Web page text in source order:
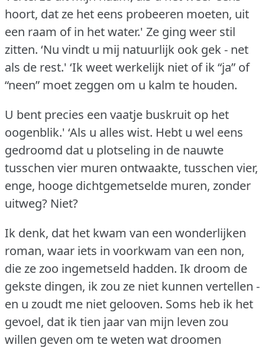
hoort, dat ze het eens probeeren moeten, uit
een raam of in het water.' Ze ging weer stil
zitten. ‘Nu vindt u mij natuurlijk ook gek - net
als de rest.' ‘Ik weet werkelijk niet of ik “ja” of
“neen” moet zeggen om u kalm te houden.
U bent precies een vaatje buskruit op het
oogenblik.' ‘Als u alles wist. Hebt u wel eens
gedroomd dat u plotseling in de nauwte
tusschen vier muren ontwaakte, tusschen vier,
enge, hooge dichtgemetselde muren, zonder
uitweg? Niet?
Ik denk, dat het kwam van een wonderlijken
roman, waar iets in voorkwam van een non,
die ze zoo ingemetseld hadden. Ik droom de
gekste dingen, ik zou ze niet kunnen vertellen -
en u zoudt me niet gelooven. Soms heb ik het
gevoel, dat ik tien jaar van mijn leven zou
willen geven om te weten wat droomen